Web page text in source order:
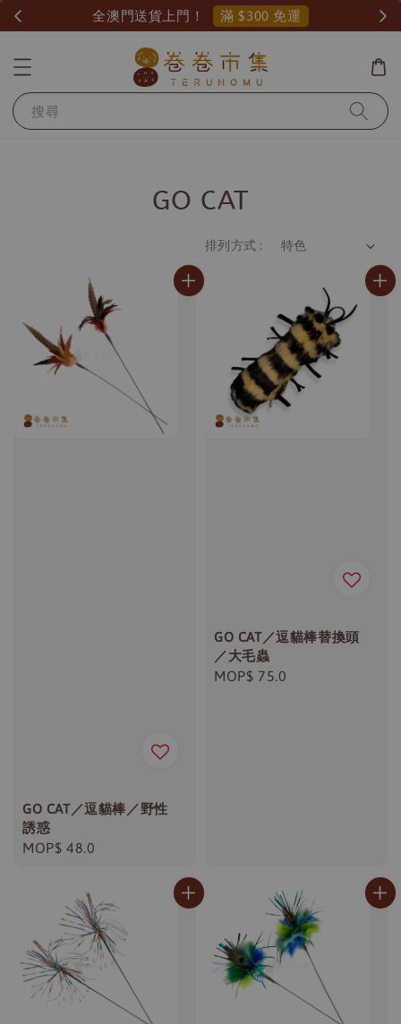
全澳門送貨上門！ 滿 $300 免運
搜尋
GO CAT
排列方式 :
GO CAT／逗貓棒／野性
誘惑
Regular
MOP$ 48.0
GO CAT／逗貓棒替換頭
／大毛蟲
Regular
MOP$ 75.0